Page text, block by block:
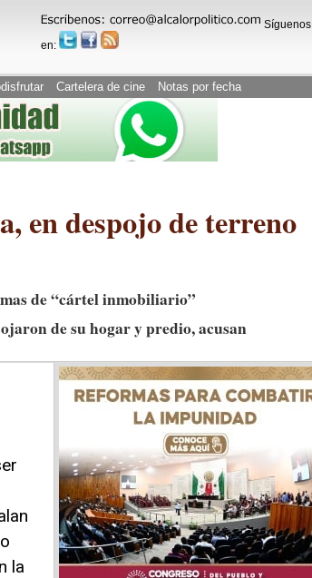
Síguenos
en:
Cartelera de cine Notas por fecha
en despojo de terreno
de “cártel inmobiliario”
de su hogar y predio, acusan
la